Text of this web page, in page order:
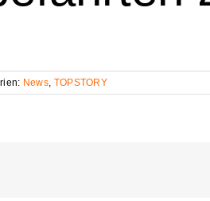
News, TOPSTORY